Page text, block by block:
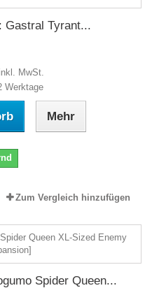
Gastral Tyrant...
inkl. MwSt.
Werktage
Mehr
Zum Vergleich hinzufügen
Spider Queen...